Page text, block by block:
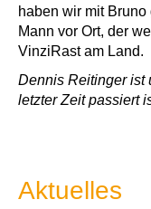
haben wir mit
Mann vor Ort, der
VinziRast am Land.
Dennis Reitinger ist
letzter Zeit passiert
Aktuelles